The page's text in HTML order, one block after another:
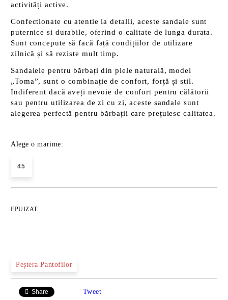
activități active.
Confectionate cu atentie la detalii, aceste sandale sunt
puternice si durabile, oferind o calitate de lunga durata.
Sunt concepute să facă față condițiilor de utilizare
zilnică și să reziste mult timp.
Sandalele pentru bărbați din piele naturală, model
„Toma”, sunt o combinație de confort, forță și stil.
Indiferent dacă aveți nevoie de confort pentru călătorii
sau pentru utilizarea de zi cu zi, aceste sandale sunt
alegerea perfectă pentru bărbații care prețuiesc calitatea.
Alege o marime:
45
EPUIZAT
Peștera Pantofilor
Share Tweet